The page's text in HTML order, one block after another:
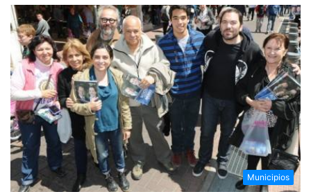
Municipios